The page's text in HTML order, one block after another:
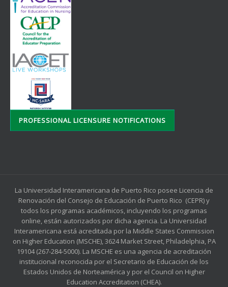
PROFESSIONAL LICENSURE NOTIFICATIONS
La Universidad Interamericana de Puerto Rico posee Licencia de
Renovación del Consejo de Educación de Puerto Rico (CEPR) y
todos los programas académicos, incluyendo los programas
online, están autorizados por dicha agencia. La Universidad
Interamericana está acreditada por la Middle States Commission
on Higher Education (MSCHE), 3624 Market Street, Philadelphia, PA
19104 (267-284-5000). La MSCHE es una agencia de acreditación
institucional reconocida por el Secretario de Educación de los
Estados Unidos de Norteamérica y por el Council on Higher
Education Accreditation (CHEA).